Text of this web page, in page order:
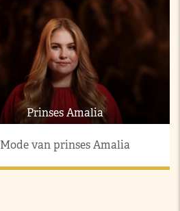
Prinses Amalia
Mode van prinses Amalia